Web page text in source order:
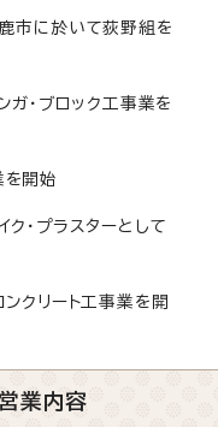
市に於いて荻野組を
・ブロック工事業を
開始
・プラスターとして
クリート工事業を開
業内容